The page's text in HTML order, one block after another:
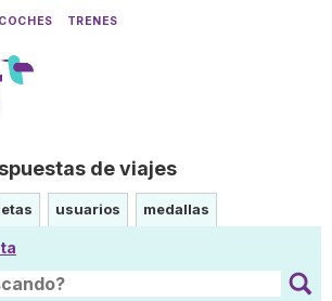
COCHES TRENES
de viajes
usuarios medallas